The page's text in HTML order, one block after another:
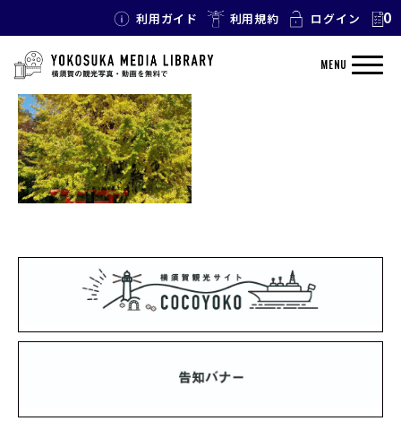
利用ガイド 利用規約 ログイン 0
MENU
TAG: 雷神社